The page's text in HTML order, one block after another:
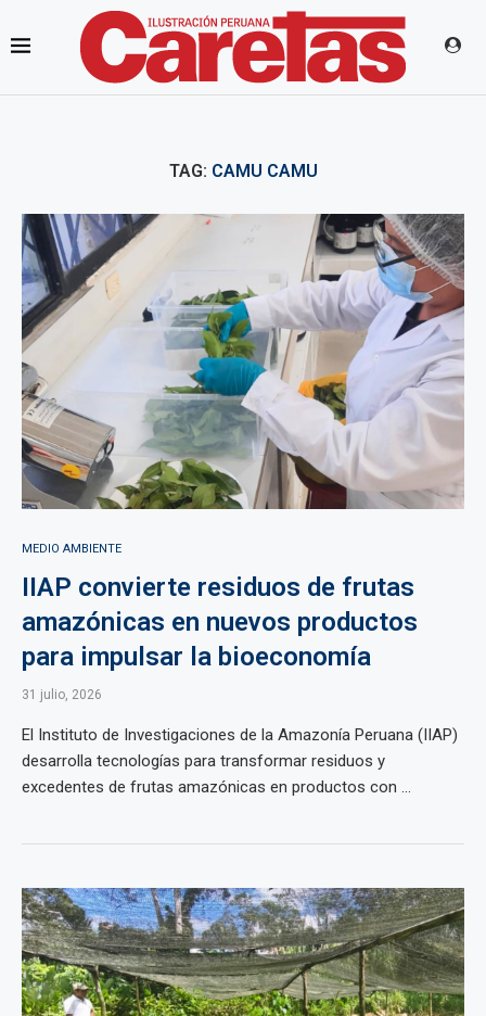
TAG: CAMU CAMU
MEDIO AMBIENTE
IIAP convierte residuos de frutas
amazónicas en nuevos productos
para impulsar la bioeconomía
31 julio, 2026
El Instituto de Investigaciones de la Amazonía Peruana (IIAP)
desarrolla tecnologías para transformar residuos y
excedentes de frutas amazónicas en productos con ...